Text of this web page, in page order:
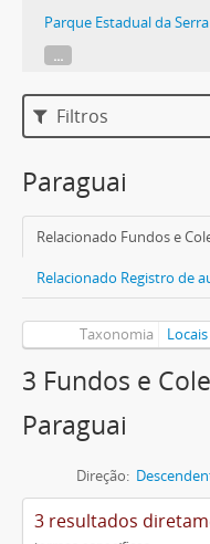
Parque Estadual da
...
Filtros
Paraguai
Relacionado Fundos e
Relacionado Registro de
Taxonomia Locais
3 Fundos e
Paraguai
Direção:
3 resultados